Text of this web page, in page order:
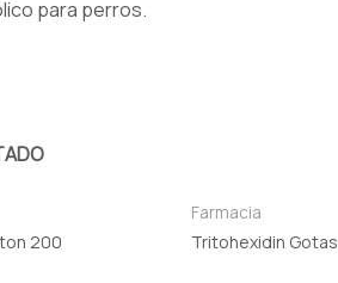
200
Farmacia
Tritohexidin Gotas